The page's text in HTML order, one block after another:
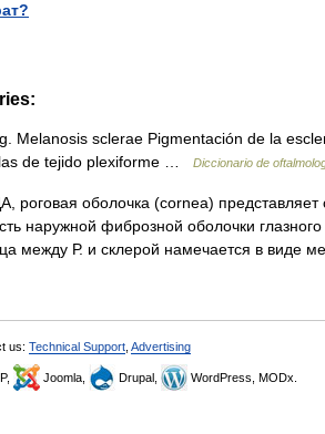
Melanosis sclerae Pigmentación de la
de tejido plexiforme …
Diccionario de
оболочка (cornea)
наружной фиброзной оболочки
между Р. и склерой намечается в виде
us: Technical Support Advertising
Joomla, Drupal, WordPress, MODx.